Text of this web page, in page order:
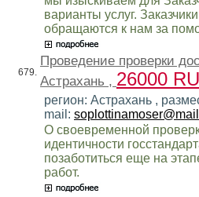
варианты услуг.
обращаются к нам за
679.
Проведение проверки
Астрахань , 26000
регион: Астрахань ,
mail:
О своевременной
идентичности
позаботиться еще на
работ.